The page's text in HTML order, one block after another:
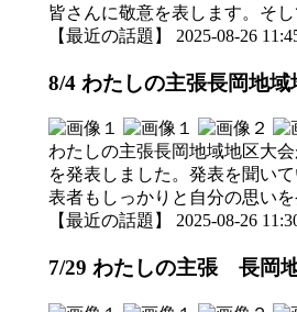
皆さんに敬意を表します。そ
【最近の話題】 2025-08-26
8/4 わたしの主張長岡地域
わたしの主張長岡地域地区大
を発表しました。発表を聞い
表者もしっかりと自分の思い
【最近の話題】 2025-08-26
7/29 わたしの主張 長岡